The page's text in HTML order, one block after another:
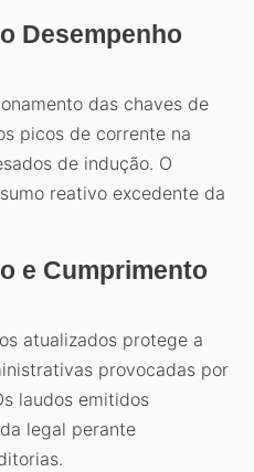
Desempenho
das chaves de
picos de corrente na
de indução. O
reativo excedente da
e Cumprimento
atualizados protege a
provocadas por
laudos emitidos
legal perante